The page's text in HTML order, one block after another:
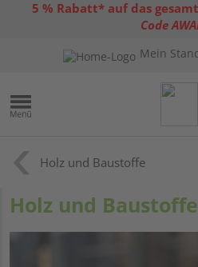
5 % Rabatt* auf das
Code
Mein
Holz und Baustoffe
Holz und Baustoffe